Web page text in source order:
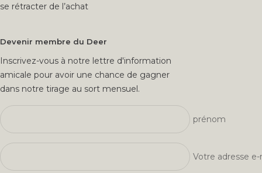
se rétracter de l’achat
Devenir membre du Deer
Inscrivez-vous à notre lettre d'information
amicale pour avoir une chance de gagner
dans notre tirage au sort mensuel.
prénom
Votre adresse e-